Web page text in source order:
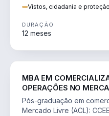
Vistos, cidadania e
DURAÇÃO
12 meses
MBA EM
OPERAÇÕES NO
Pós-graduação em
Mercado Livre (ACL):